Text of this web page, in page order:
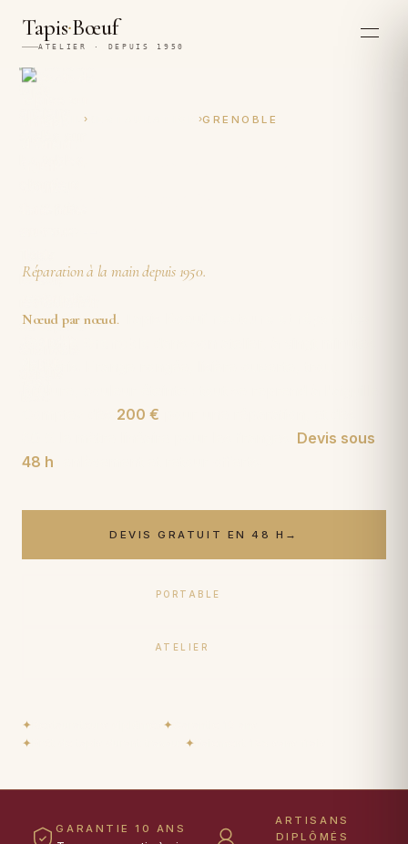
Tapis·Bœuf
ATELIER · DEPUIS 1950
›RESTAURATION›GRENOBLE
Réparation à la main depuis 1950.
Nœud par nœud.
200 €
Devis sous
48 h
DEVIS GRATUIT EN 48 H →
PORTABLE
ATELIER
✦ ✦
✦
✦
GARANTIE 10 ANS
ARTISANS
DIPLÔMÉS